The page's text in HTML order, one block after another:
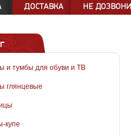
и тумбы для обуви и ТВ
глянцевые
купе